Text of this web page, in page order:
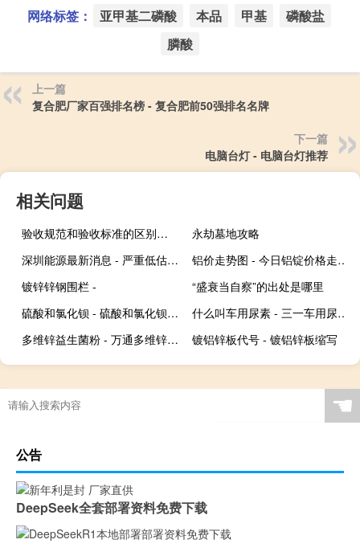
网络标签： 亚甲基二磷酸 本品 甲基
磷酸盐
膦酸
上一篇
复合肥厂家百强排名榜 - 复合肥前50强排名名牌
下一篇
电脑台灯 - 电脑台灯推荐
相关问题
验收规范和验收标准的区别（验收规范）
永劫墓地攻略
深圳能源最新消息 - 严重低估的深圳能源
铝价走势图 - 今日铝锭价格走势图
镀锌锌钢围栏 -
“盛衰当自察”的出处是哪里
硫酸和氯化钡 - 硫酸和氯化钡反应离子方程式
什么叫车用尿素 - 三一车用尿素是啥
多维锌益生菌粉 - 万通多维锌益生菌粉说明书
镀铝锌板代号 - 镀铝锌板缩写
☚
公告
DeepSeek全套部署资料免费下载